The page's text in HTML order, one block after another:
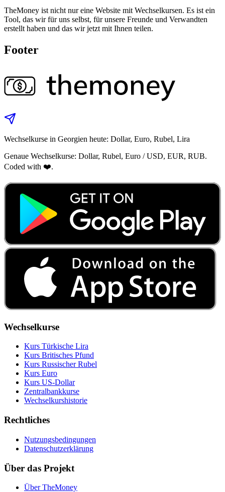
TheMoney ist nicht nur eine Website mit Wechselkursen. Es ist ein
Tool, das wir für uns selbst, für unsere Freunde und Verwandten
erstellt haben und das wir jetzt mit Ihnen teilen.
Footer
Wechselkurse in Georgien heute: Dollar, Euro, Rubel, Lira
Genaue Wechselkurse: Dollar, Rubel, Euro / USD, EUR, RUB.
Coded with ❤️.
Wechselkurse
Kurs Türkische Lira
Kurs Britisches Pfund
Kurs Russischer Rubel
Kurs Euro
Kurs US‑Dollar
Zentralbankkurse
Wechselkurshistorie
Rechtliches
Nutzungsbedingungen
Datenschutzerklärung
Über das Projekt
Über TheMoney